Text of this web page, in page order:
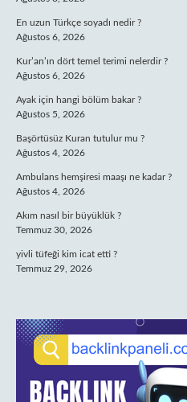
En uzun Türkçe soyadı nedir ?
Ağustos 6, 2026
Kur’an’ın dört temel terimi nelerdir ?
Ağustos 6, 2026
Ayak için hangi bölüm bakar ?
Ağustos 5, 2026
Başörtüsüz Kuran tutulur mu ?
Ağustos 4, 2026
Ambulans hemşiresi maaşı ne kadar ?
Ağustos 4, 2026
Akım nasıl bir büyüklük ?
Temmuz 30, 2026
yivli tüfeği kim icat etti ?
Temmuz 29, 2026